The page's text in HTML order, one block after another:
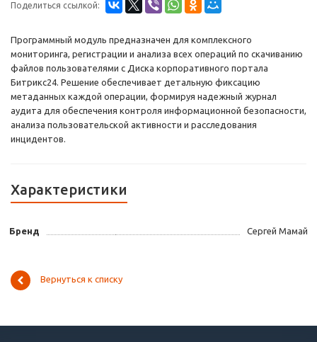
Поделиться ссылкой:
Программный модуль предназначен для комплексного
мониторинга, регистрации и анализа всех операций по скачиванию
файлов пользователями с Диска корпоративного портала
Битрикс24. Решение обеспечивает детальную фиксацию
метаданных каждой операции, формируя надежный журнал
аудита для обеспечения контроля информационной безопасности,
анализа пользовательской активности и расследования
инцидентов.
Характеристики
Бренд Сергей Мамай
Вернуться к списку